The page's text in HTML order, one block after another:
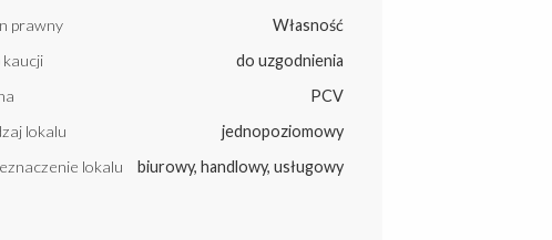
prawny
Własność
kaucji
do uzgodnienia
PCV
lokalu
jednopoziomowy
lokalu
biurowy, handlowy, usługowy